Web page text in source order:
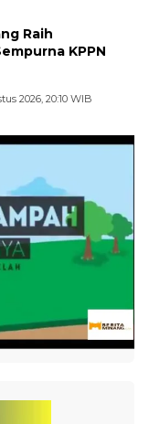
Raih
KPPN
2026, 20:10 WIB